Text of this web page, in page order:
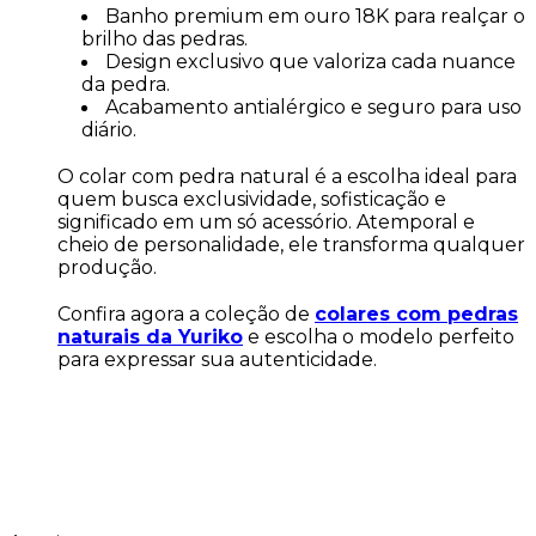
Banho premium em ouro 18K para realçar o
brilho das pedras.
Design exclusivo que valoriza cada nuance
da pedra.
Acabamento antialérgico e seguro para uso
diário.
O colar com pedra natural é a escolha ideal para
quem busca exclusividade, sofisticação e
significado em um só acessório. Atemporal e
cheio de personalidade, ele transforma qualquer
produção.
Confira agora a coleção de colares com pedras
naturais da Yuriko e escolha o modelo perfeito
para expressar sua autenticidade.